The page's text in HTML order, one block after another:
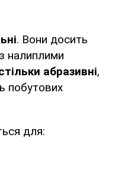
. Вони досить
налиплими
абразивні,
побутових
для: